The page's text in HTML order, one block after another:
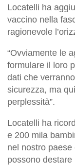
Locatelli ha
vaccino nella
ragionevole
“Ovviamente le
formulare il loro
dati che
sicurezza, ma
perplessità”.
Locatelli ha
e 200 mila
nel nostro
possono